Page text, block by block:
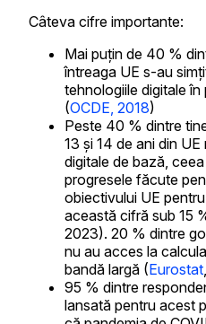
Câteva cifre importante:
Mai puțin de 40 %
întreaga UE s-au
tehnologiile digitale
(OCDE, 2018)
Peste 40 % dintre
13 și 14 de ani din
digitale de bază,
progresele făcute
obiectivului UE
această cifră sub 15
2023). 20 % dintre
nu au acces la
bandă largă (Eurostat
95 % dintre
lansată pentru acest